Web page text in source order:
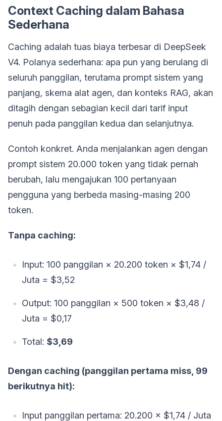
Context Caching dalam Bahasa
Sederhana
Caching adalah tuas biaya terbesar di DeepSeek
V4. Polanya sederhana: apa pun yang berulang di
seluruh panggilan, terutama prompt sistem yang
panjang, skema alat agen, dan konteks RAG, akan
ditagih dengan sebagian kecil dari tarif input
penuh pada panggilan kedua dan selanjutnya.
Contoh konkret. Anda menjalankan agen dengan
prompt sistem 20.000 token yang tidak pernah
berubah, lalu mengajukan 100 pertanyaan
pengguna yang berbeda masing-masing 200
token.
Tanpa caching:
Input: 100 panggilan × 20.200 token × $1,74 /
Juta = $3,52
Output: 100 panggilan × 500 token × $3,48 /
Juta = $0,17
Total: $3,69
Dengan caching (panggilan pertama miss, 99
berikutnya hit):
Input panggilan pertama: 20.200 × $1,74 / Juta